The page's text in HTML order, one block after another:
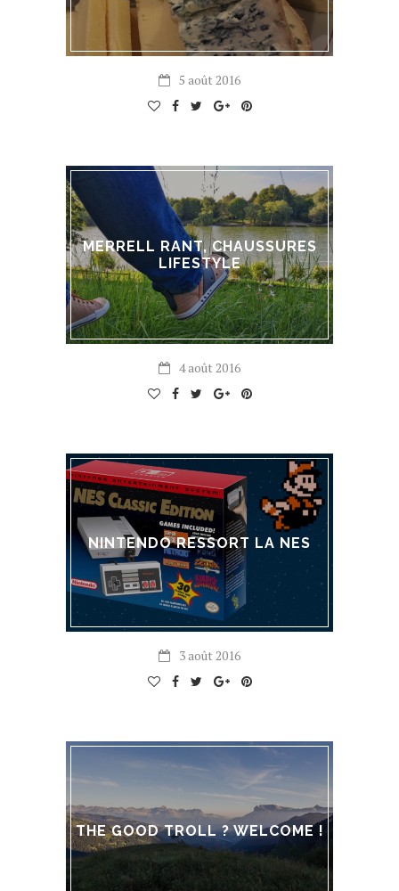
5 août 2016
MERRELL RANT, CHAUSSURES
LIFESTYLE
4 août 2016
NINTENDO RESSORT LA NES
3 août 2016
THE GOOD TROLL ? WELCOME !